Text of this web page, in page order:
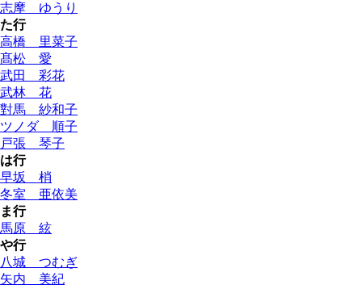
志摩 ゆうり
た行
高橋 里菜子
髙松 愛
武田 彩花
武林 花
對馬 紗和子
ツノダ 順子
戸張 琴子
は行
早坂 梢
冬室 亜依美
ま行
馬原 絃
や行
八城 つむぎ
矢内 美紀